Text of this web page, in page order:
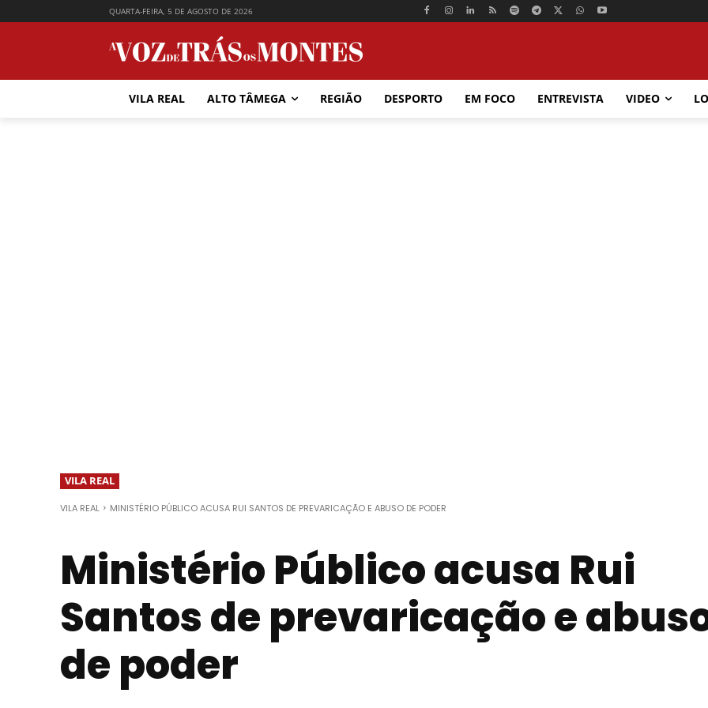
QUARTA-FEIRA, 5 DE AGOSTO DE 2026
VILA REAL ALTO TÂMEGA REGIÃO DESPORTO EM FOCO ENTREVISTA VIDEO
VILA REAL
VILA REAL MINISTÉRIO PÚBLICO ACUSA RUI SANTOS DE PREVARICAÇÃO E ABUSO DE PODER
Ministério Público acusa Rui
Santos de prevaricação e
de poder